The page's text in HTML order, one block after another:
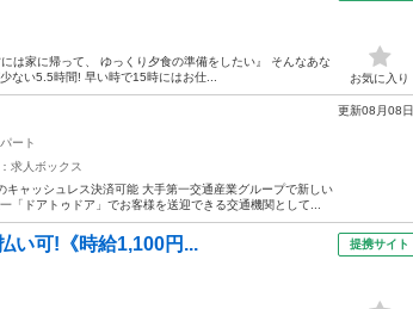
は家に帰って、 ゆっくり夕食の準備をしたい』 そんなあな
ない5.5時間! 早い時で15時にはお仕...
お気に入り
ート
求人ボックス
ャッシュレス決済可能 大手第一交通産業グループで新しい
「ドアトゥドア」でお客様を送迎できる交通機関として...
更新08月08日
い可!《時給1,100円... 提携サイト